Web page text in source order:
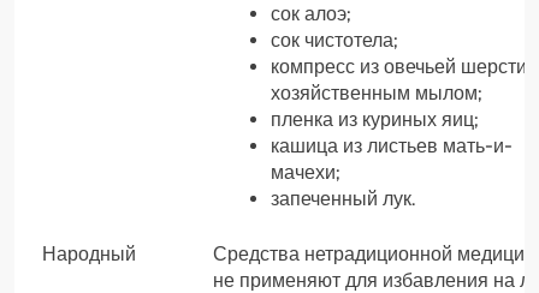
Народный
сок алоэ;
сок чистотела;
компресс из овечьей шерсти
хозяйственным мылом;
пленка из куриных яиц;
кашица из листьев мать-и-
мачехи;
запеченный лук.
Средства нетрадиционной
не применяют для избавления на